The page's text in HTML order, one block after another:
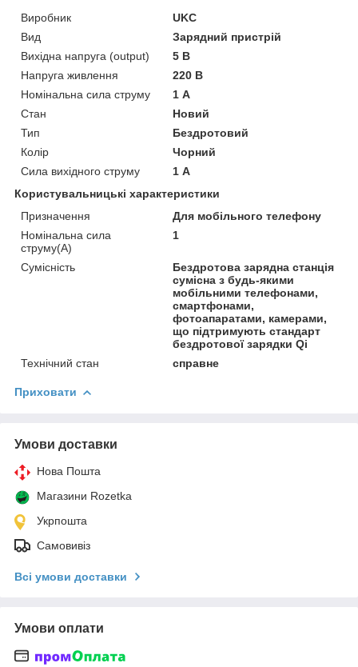
Виробник
UKC
Вид
Зарядний пристрій
Вихідна напруга (output)
5 В
Напруга живлення
220 В
Номінальна сила струму
1 А
Стан
Новий
Тип
Бездротовий
Колір
Чорний
Сила вихідного струму
1 А
Користувальницькі характеристики
Призначення
Для мобільного телефону
Номінальна сила
струму(А)
1
Сумісність
Бездротова зарядна станція
сумісна з будь-якими
мобільними телефонами,
смартфонами,
фотоапаратами, камерами,
що підтримують стандарт
бездротової зарядки Qi
Технічний стан
справне
Приховати
Умови доставки
Нова Пошта
Магазини Rozetka
Укрпошта
Самовивіз
Всі умови доставки
Умови оплати